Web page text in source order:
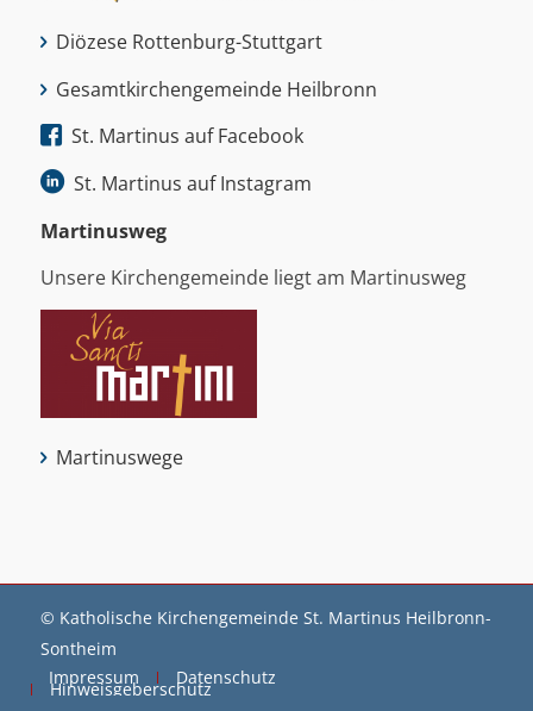
Diözese Rottenburg-Stuttgart
Gesamtkirchengemeinde Heilbronn
St. Martinus auf Facebook
St. Martinus auf Instagram
Martinus­weg
Unsere Kirchengemeinde liegt am Martinusweg
Martinuswege
© Katholische Kirchengemeinde St. Martinus Heilbronn-
Sontheim
Impressum
Datenschutz
Hinweisgeberschutz